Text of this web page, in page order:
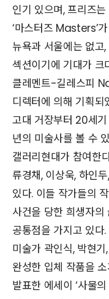
인기 있으며, 프리즈
‘마스터즈 Masters’
뉴욕과 서울에는 없고
섹션이기에 기대가 크
클레멘트-길레스피
디렉터에 의해 기획되
고대 거장부터 20세
년의 미술사를 볼 수
갤러리현대가 참여한
류경채, 이상욱, 하인
있다. 이들 작가들의
사건을 당한 희생자
공통점을 가지고 있다
미술가 곽인식, 박현기
완성한 입체 작품을
발표한 에세이 ‘사물